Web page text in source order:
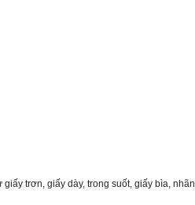
trơn, giấy dày, trong suốt, giấy bìa, nhãn